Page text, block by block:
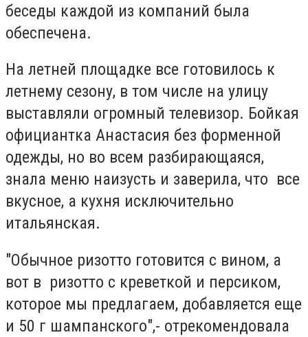
беседы каждой из компаний была
обеспечена.
На летней площадке все готовилось к
летнему сезону, в том числе на улицу
выставляли огромный телевизор. Бойкая
официантка Анастасия без форменной
одежды, но во всем разбирающаяся,
знала меню наизусть и заверила, что все
вкусное, а кухня исключительно
итальянская.
"Обычное ризотто готовится с вином, а
вот в ризотто с креветкой и персиком,
которое мы предлагаем, добавляется еще
и 50 г шампанского",- отрекомендовала